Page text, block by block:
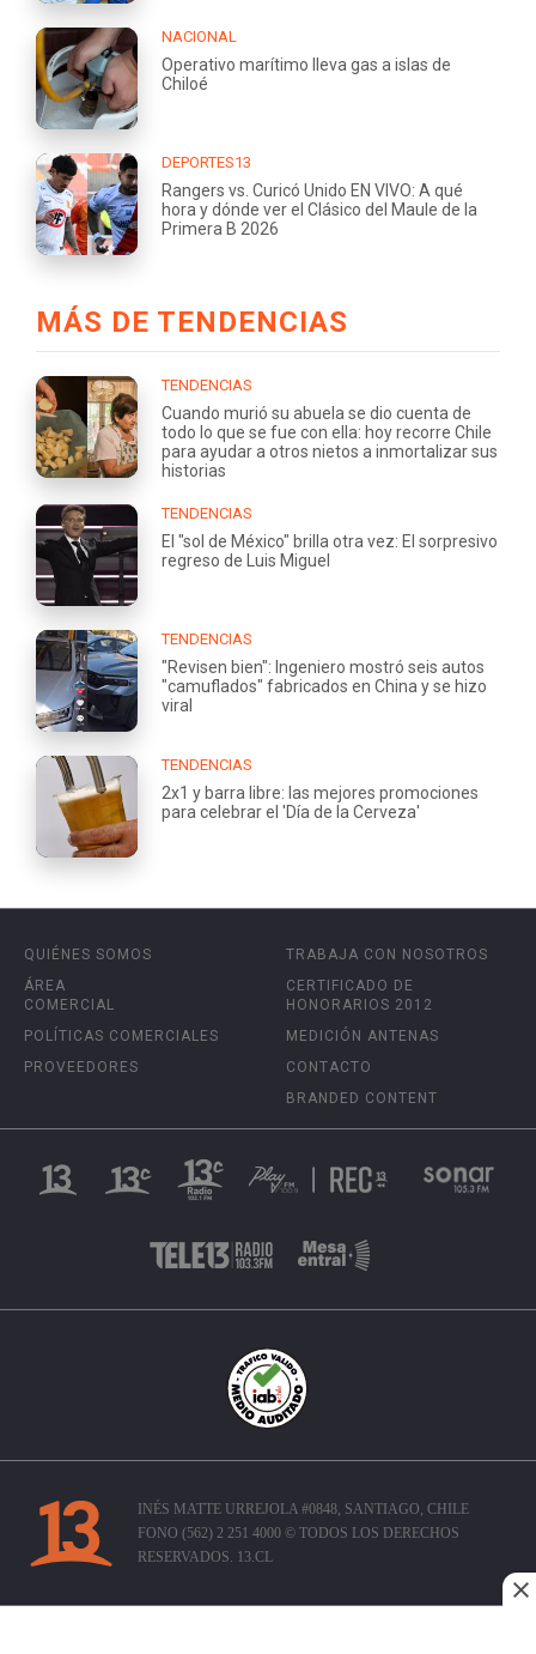
NACIONAL
Operativo marítimo lleva gas a islas de
Chiloé
DEPORTES13
Rangers vs. Curicó Unido EN VIVO: A qué
hora y dónde ver el Clásico del Maule de la
Primera B 2026
MÁS DE TENDENCIAS
TENDENCIAS
Cuando murió su abuela se dio cuenta de
todo lo que se fue con ella: hoy recorre Chile
para ayudar a otros nietos a inmortalizar sus
historias
TENDENCIAS
El "sol de México" brilla otra vez: El sorpresivo
regreso de Luis Miguel
TENDENCIAS
"Revisen bien": Ingeniero mostró seis autos
"camuflados" fabricados en China y se hizo
viral
TENDENCIAS
2x1 y barra libre: las mejores promociones
para celebrar el 'Día de la Cerveza'
QUIÉNES SOMOS
ÁREA
COMERCIAL
POLÍTICAS COMERCIALES
PROVEEDORES
TRABAJA CON NOSOTROS
CERTIFICADO DE
HONORARIOS 2012
MEDICIÓN ANTENAS
CONTACTO
BRANDED CONTENT
INÉS MATTE URREJOLA #0848, SANTIAGO, CHILE
FONO (562) 2 251 4000 © TODOS LOS DERECHOS
RESERVADOS. 13.CL